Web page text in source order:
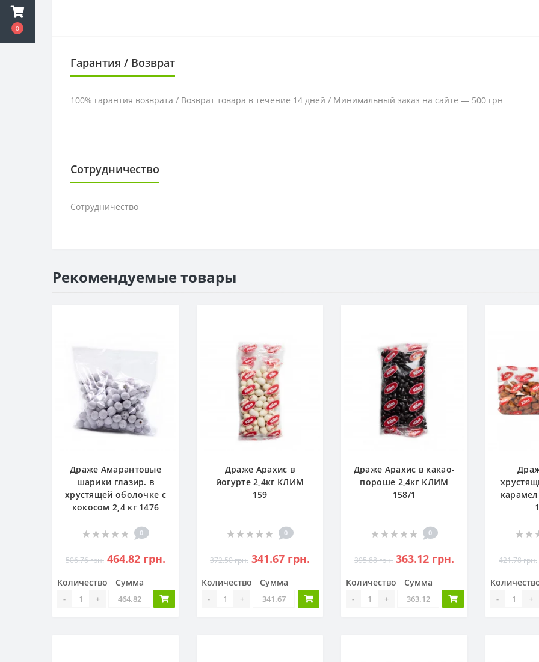
0
Гарантия / Возврат
100% гарантия возврата / Возврат товара в течение 14 дней / Минимальный заказ на сайте — 500 грн
Сотрудничество
Сотрудничество
Рекомендуемые товары
Драже Амарантовые
шарики глазир. в
хрустящей оболочке с
кокосом 2,4 кг 1476
0
506.76 грн. 464.82 грн.
Количество
- +
Сумма
Драже Арахис в
йогурте 2,4кг КЛИМ
159
0
372.50 грн. 341.67 грн.
Количество
- +
Сумма
Драже Арахис в какао-
пороше 2,4кг КЛИМ
158/1
0
395.88 грн. 363.12 грн.
Количество
- +
Сумма
421.78 грн.
- +